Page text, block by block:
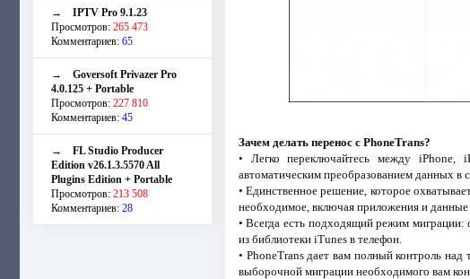
→ IPTV Pro 9.1.23
Просмотров: 265 473
Комментариев: 65
→ Goversoft Privazer Pro
4.0.125 + Portable
Просмотров: 227 810
Комментариев: 45
→ FL Studio Producer
Edition v26.1.3.5570 All
Plugins Edition + Portable
Просмотров: 213 508
Комментариев: 28
Зачем делать перенос с PhoneTrans?
• Легко переключайтесь между iPhone,
автоматическим преобразованием данных в
• Единственное решение, которое
необходимое, включая приложения и данные
• Всегда есть подходящий режим миграции:
из библиотеки iTunes в телефон.
• PhoneTrans дает вам полный контроль
выборочной миграции необходимого вам